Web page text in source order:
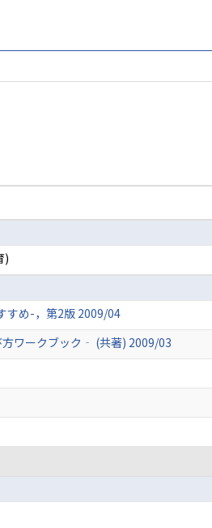
)
すめ-，第2版 2009/04
ワークブック‐ (共著) 2009/03